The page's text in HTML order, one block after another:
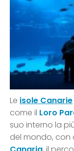
Le isole Canarie
come il Loro
suo interno la
del mondo, con